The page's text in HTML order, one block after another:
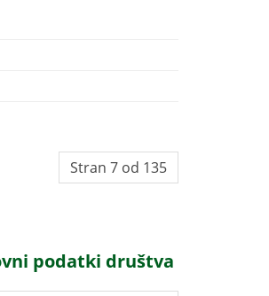
Stran 7 od 135
podatki društva